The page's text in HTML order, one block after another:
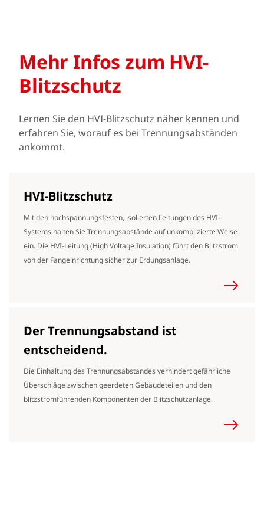
Mehr Infos zum HVI-
Blitzschutz
Lernen Sie den HVI-Blitzschutz näher kennen und
erfahren Sie, worauf es bei Trennungsabständen
ankommt.
HVI-Blitzschutz
Mit den hochspannungsfesten, isolierten Leitungen des HVI-
Systems halten Sie Trennungsabstände auf unkomplizierte Weise
ein. Die HVI-Leitung (High Voltage Insulation) führt den Blitzstrom
von der Fangeinrichtung sicher zur Erdungsanlage.
Der Trennungsabstand ist
entscheidend.
Die Einhaltung des Trennungsabstandes verhindert gefährliche
Überschläge zwischen geerdeten Gebäudeteilen und den
blitzstromführenden Komponenten der Blitzschutzanlage.